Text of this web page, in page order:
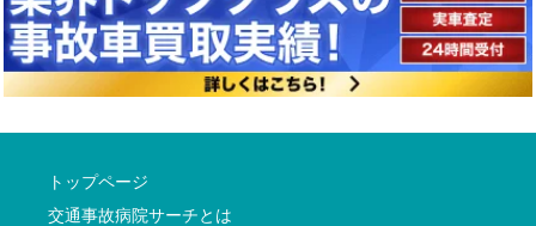
トップページ
交通事故病院サーチとは